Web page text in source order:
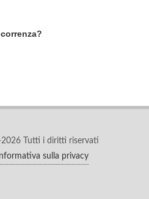
Tutti i diritti riservati
Informativa sulla privacy